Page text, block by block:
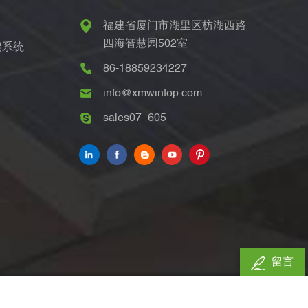
系统
福建省厦门市湖里区枋湖西路
四海智慧园502室
86-18859234227
info@xmwintop.com
sales07_605
留言